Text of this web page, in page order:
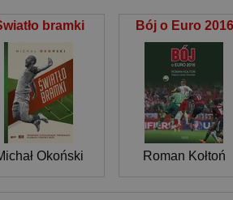
bramki
Okoński
Bój o Euro 2016
Roman Kołtoń